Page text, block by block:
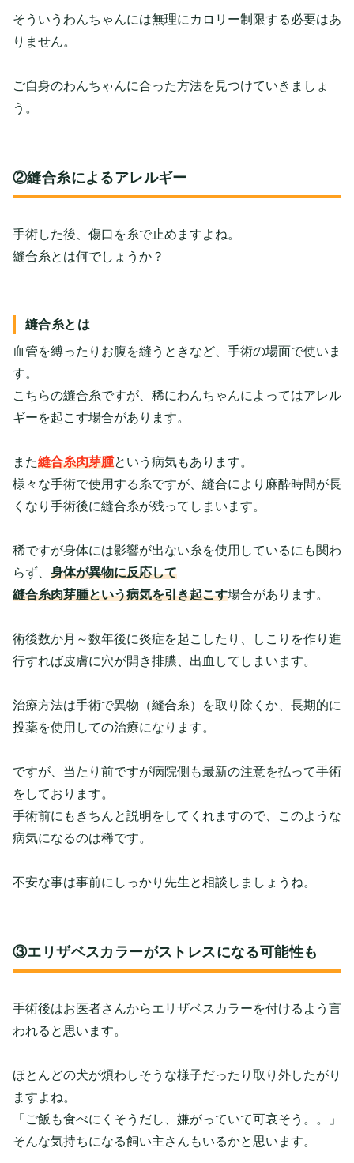
そういうわんちゃんには無理にカロリー制限する必要はあ
りません。
ご自身のわんちゃんに合った方法を見つけていきましょ
う。
②縫合糸によるアレルギー
手術した後、傷口を糸で止めますよね。
縫合糸とは何でしょうか？
縫合糸とは
血管を縛ったりお腹を縫うときなど、手術の場面で使いま
す。
こちらの縫合糸ですが、稀にわんちゃんによってはアレル
ギーを起こす場合があります。
また縫合糸肉芽腫という病気もあります。
様々な手術で使用する糸ですが、縫合により麻酔時間が長
くなり手術後に縫合糸が残ってしまいます。
稀ですが身体には影響が出ない糸を使用しているにも関わ
らず、 身体が異物に反応して
縫合糸肉芽腫という病気を引き起こす場合があります。
術後数か月～数年後に炎症を起こしたり、しこりを作り進
行すれば皮膚に穴が開き排膿、出血してしまいます。
治療方法は手術で異物（縫合糸）を取り除くか、長期的に
投薬を使用しての治療になります。
ですが、当たり前ですが病院側も最新の注意を払って手術
をしております。
手術前にもきちんと説明をしてくれますので、このような
病気になるのは稀です。
不安な事は事前にしっかり先生と相談しましょうね。
③エリザベスカラーがストレスになる可能性も
手術後はお医者さんからエリザベスカラーを付けるよう言
われると思います。
ほとんどの犬が煩わしそうな様子だったり取り外したがり
ますよね。
「ご飯も食べにくそうだし、嫌がっていて可哀そう。。」
そんな気持ちになる飼い主さんもいるかと思います。